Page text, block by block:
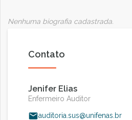
Nenhuma biografia cadastrada.
Contato
Jenifer Elias
Enfermeiro Auditor
auditoria.sus@unifenas.br